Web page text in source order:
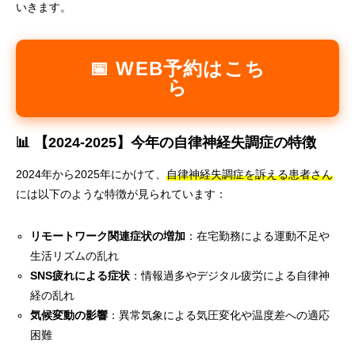
いきます。
📅 WEB予約はこち
ら
📊 【2024-2025】今年の自律神経失調症の特徴
2024年から2025年にかけて、 自律神経失調症を訴える患者さん
には以下のような特徴が見られています：
リモートワーク関連症状の増加 ：在宅勤務による運動不足や
生活リズムの乱れ
SNS疲れによる症状 ：情報過多やデジタル疲労による自律神
経の乱れ
気候変動の影響 ：異常気象による気圧変化や温度差への適応
困難